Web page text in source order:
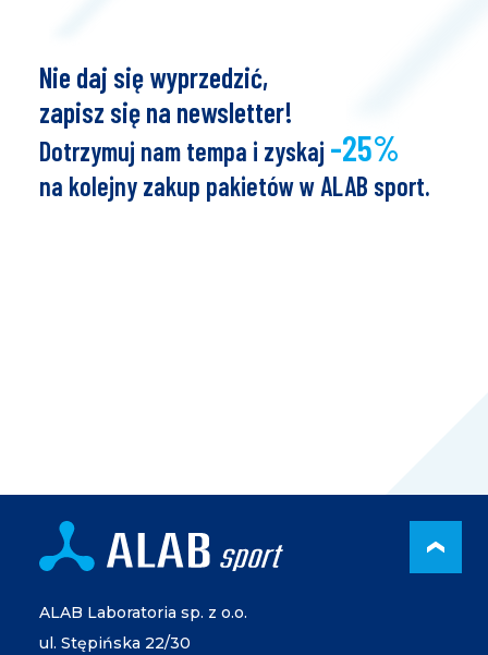
Nie daj się wyprzedzić,
zapisz się na newsletter!
Dotrzymuj nam tempa i zyskaj -25%
na kolejny zakup pakietów w ALAB sport.
ALAB Laboratoria sp. z o.o.
ul. Stępińska 22/30